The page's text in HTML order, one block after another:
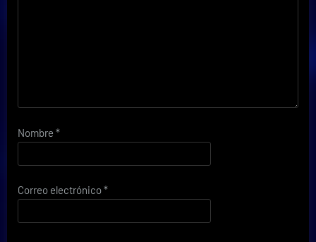
Nombre *
Correo electrónico*